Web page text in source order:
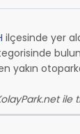
ilçesinde yer
yakın
ile